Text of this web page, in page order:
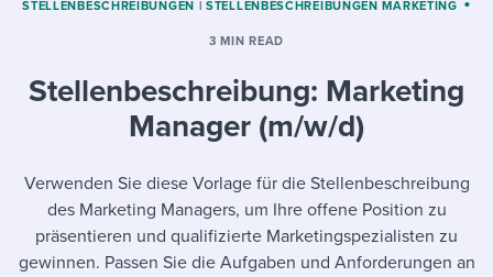
Mobilizing AI in my work
Evaluating candidates
Templates & Guides
I WANT...
Job description templates
I WANT TO LEARN ABOUT...
Attend webinars & events
Workable customer stories
STELLENBESCHREIBUNGEN | STELLENBESCHREIBUNGEN MARKETING
3 MIN READ
Stellenbeschreibung: Marketing
Manager (m/w/d)
Verwenden Sie diese Vorlage für die Stellenbeschreibung
des Marketing Managers, um Ihre offene Position zu
präsentieren und qualifizierte Marketingspezialisten zu
gewinnen. Passen Sie die Aufgaben und Anforderungen an